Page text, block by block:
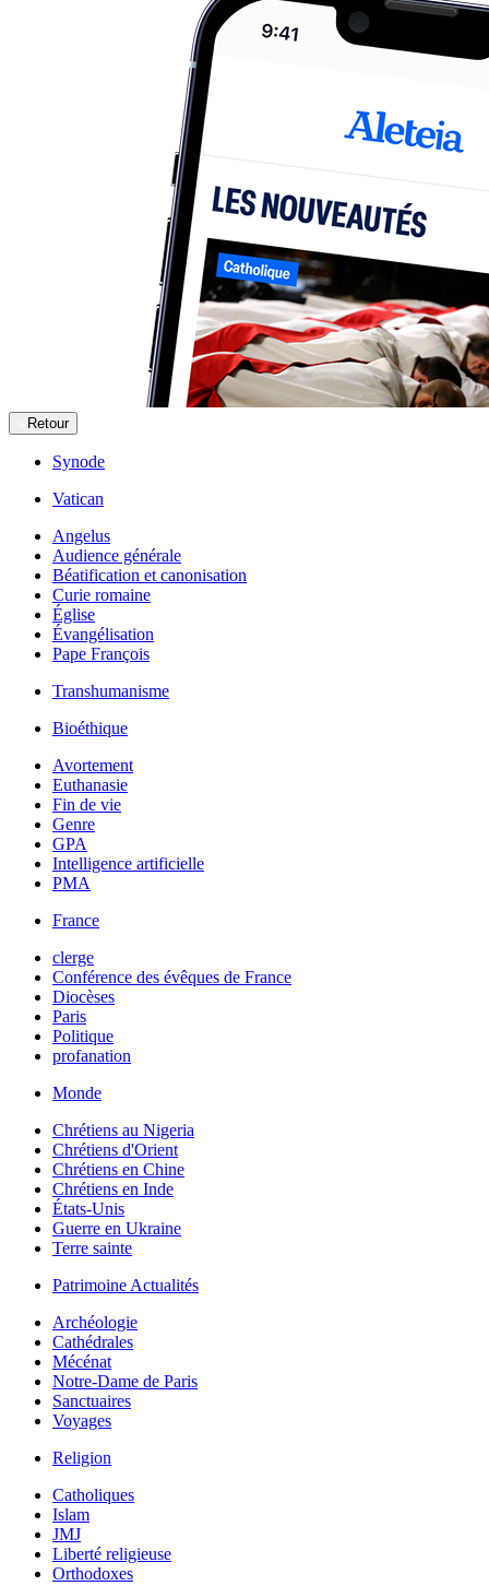
Retour
Synode
Vatican
Angelus
Audience générale
Béatification et canonisation
Curie romaine
Église
Évangélisation
Pape François
Transhumanisme
Bioéthique
Avortement
Euthanasie
Fin de vie
Genre
GPA
Intelligence artificielle
PMA
France
clerge
Conférence des évêques de France
Diocèses
Paris
Politique
profanation
Monde
Chrétiens au Nigeria
Chrétiens d'Orient
Chrétiens en Chine
Chrétiens en Inde
États-Unis
Guerre en Ukraine
Terre sainte
Patrimoine Actualités
Archéologie
Cathédrales
Mécénat
Notre-Dame de Paris
Sanctuaires
Voyages
Religion
Catholiques
Islam
JMJ
Liberté religieuse
Orthodoxes